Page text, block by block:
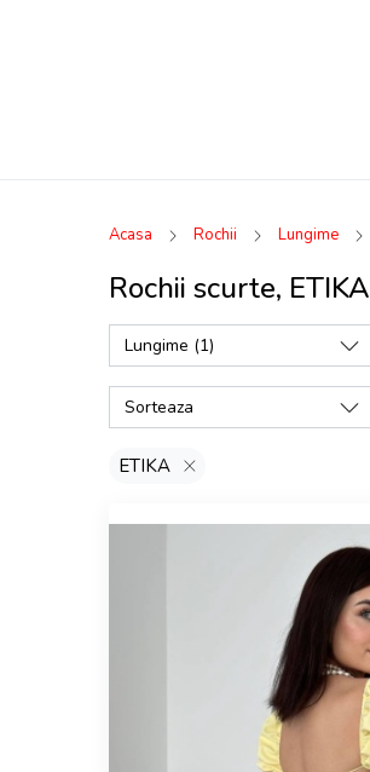
Acasa Rochii Lungime
Rochii scurte, ETIKA
Lungime (1)
Sorteaza
ETIKA